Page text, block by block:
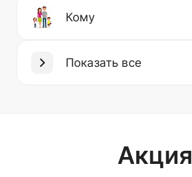
Кому
Показать все
Акция